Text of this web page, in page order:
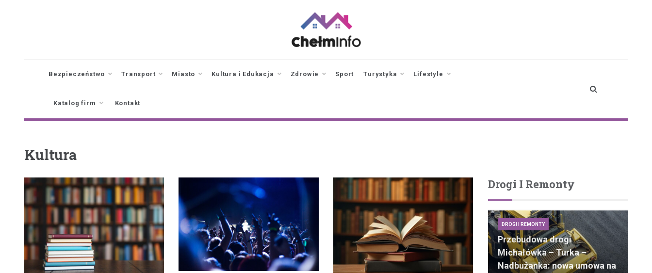
Bezpieczeństwo Transport Miasto Kultura i Edukacja Zdrowie Sport Turystyka Lifestyle
Katalog firm Kontakt
Kultura
Drogi I Remonty
DROGI I REMONTY
Przebudowa drogi
Michałówka – Turka –
Nadbużanka: nowa umowa na